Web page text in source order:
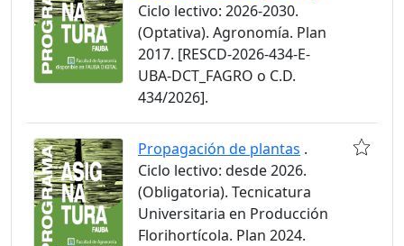
Ciclo lectivo: 2026-2030.
(Optativa). Agronomía. Plan
2017. [RESCD-2026-434-E-
UBA-DCT_FAGRO o C.D.
434/2026].
Propagación de plantas .
Ciclo lectivo: desde 2026.
(Obligatoria). Tecnicatura
Universitaria en Producción
Florihortícola. Plan 2024.